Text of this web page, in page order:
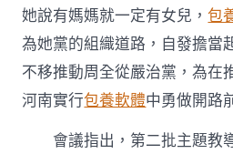
她說有媽媽就一定有女兒，包
為她黨的組織道路，自發擔當
不移推動周全從嚴治黨，為在
河南實行包養軟體中勇做開路
會議指出，第二批主題教